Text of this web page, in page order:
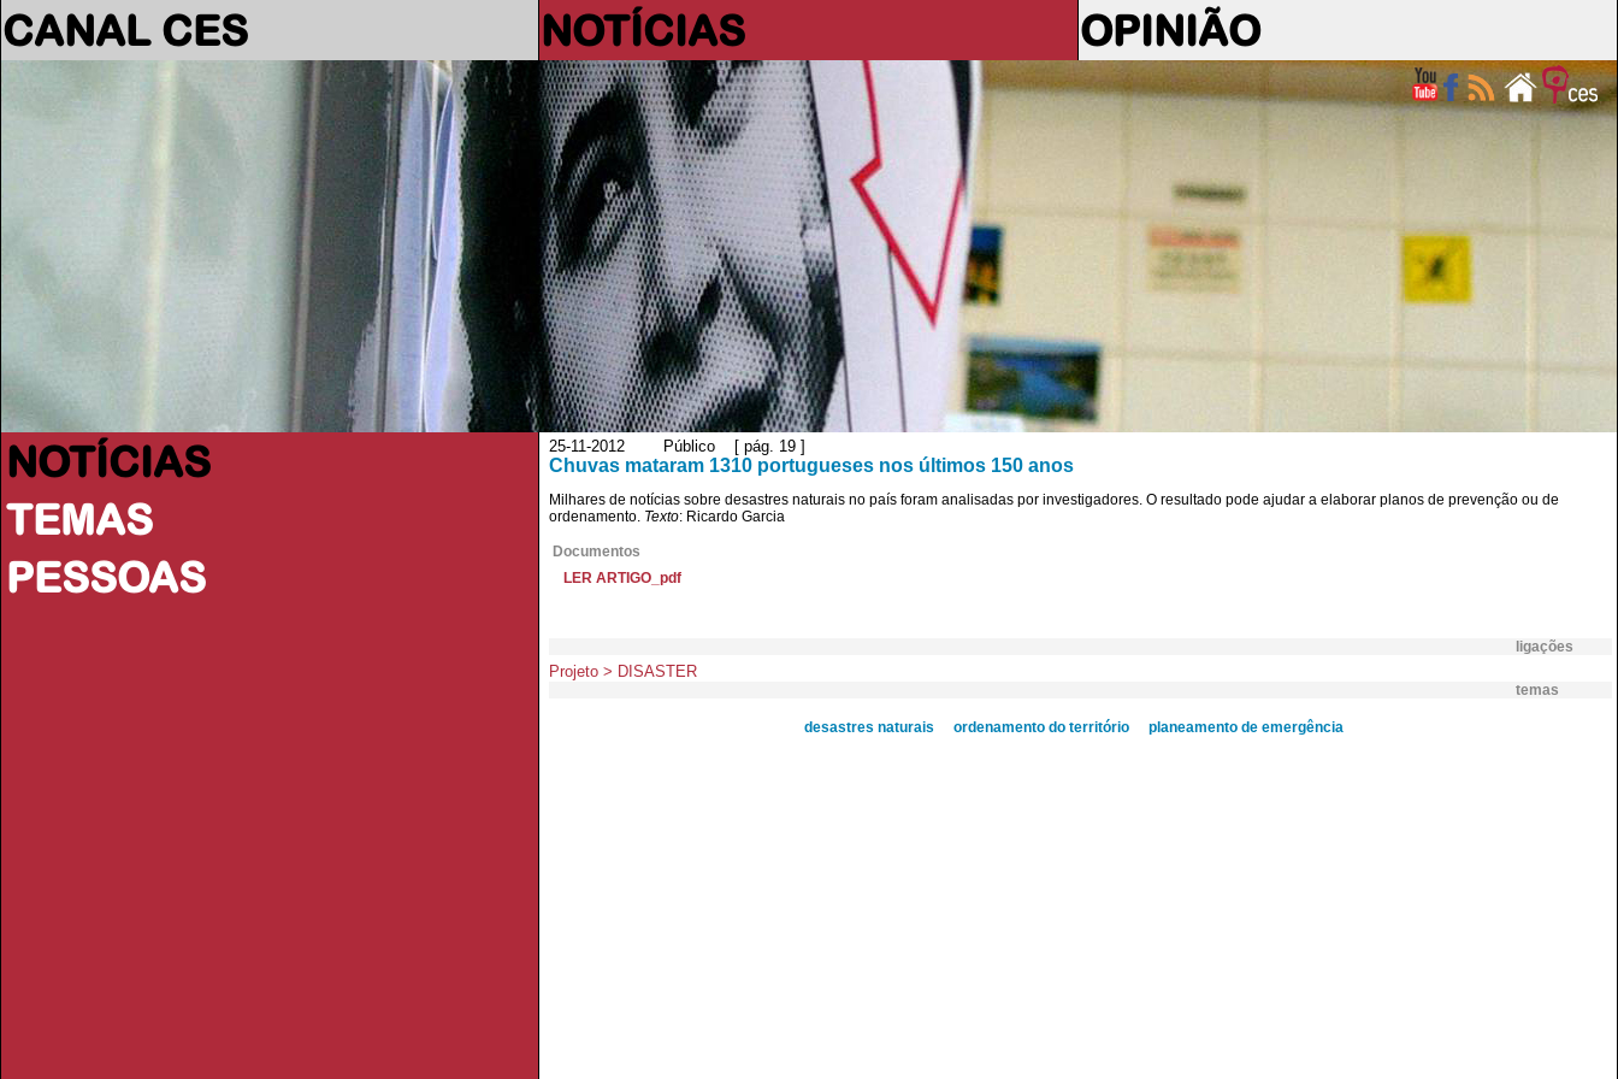
CANAL CES NOTÍCIAS OPINIÃO
NOTÍCIAS
TEMAS
PESSOAS
25-11-2012 Público [ pág. 19 ]
Chuvas mataram 1310 portugueses nos últimos 150 anos
Milhares de notícias sobre desastres naturais no país foram analisadas por investigadores. O resultado pode ajudar a elaborar planos de prevenção ou de
ordenamento. Texto: Ricardo Garcia
Documentos
LER ARTIGO_pdf
ligações
Projeto > DISASTER
temas
desastres naturais ordenamento do território planeamento de emergência